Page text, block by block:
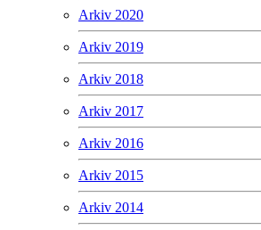
Arkiv 2020
Arkiv 2019
Arkiv 2018
Arkiv 2017
Arkiv 2016
Arkiv 2015
Arkiv 2014